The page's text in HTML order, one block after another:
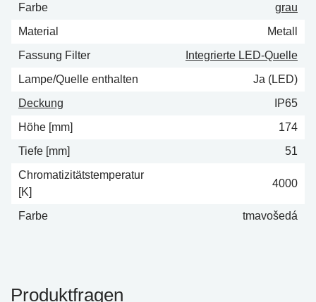
Farbe
grau
Material
Metall
Fassung Filter
Integrierte LED-Quelle
Lampe/Quelle enthalten
Ja (LED)
Deckung
IP65
Höhe [mm]
174
Tiefe [mm]
51
Chromatizitätstemperatur
[K]
4000
Farbe tmavošedá
Produktfragen